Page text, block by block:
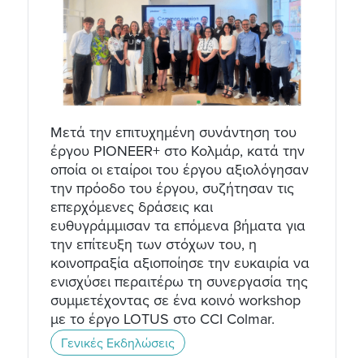
Μετά την επιτυχημένη συνάντηση του
έργου PIONEER+ στο Κολμάρ, κατά την
οποία οι εταίροι του έργου αξιολόγησαν
την πρόοδο του έργου, συζήτησαν τις
επερχόμενες δράσεις και
ευθυγράμμισαν τα επόμενα βήματα για
την επίτευξη των στόχων του, η
κοινοπραξία αξιοποίησε την ευκαιρία να
ενισχύσει περαιτέρω τη συνεργασία της
συμμετέχοντας σε ένα κοινό workshop
με το έργο LOTUS στο CCI Colmar.
Γενικές Εκδηλώσεις